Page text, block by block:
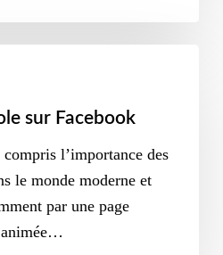
sur Facebook
l’importance des
le monde moderne et
par une page
animée…